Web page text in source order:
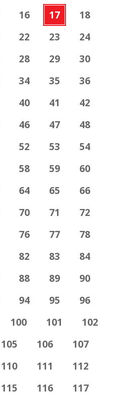
16 17
18
22 23
24
28 29
30
34 35
36
40 41
42
46 47
48
52 53
54
58 59
60
64 65
66
70 71
72
76 77
78
82 83
84
88 89
90
94 95
96
100 101
102
105 106
107
110 111
112
115 116
117